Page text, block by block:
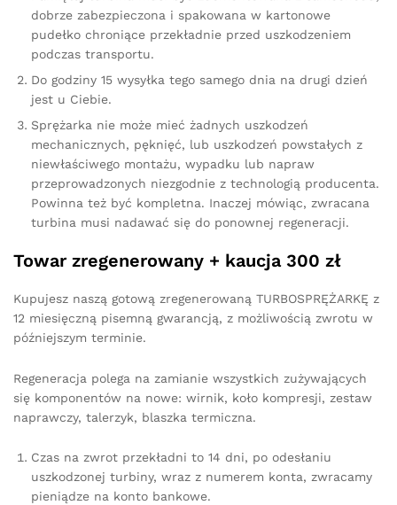
dobrze zabezpieczona i spakowana w kartonowe
pudełko chroniące przekładnie przed uszkodzeniem
podczas transportu.
Do godziny 15 wysyłka tego samego dnia na drugi dzień
jest u Ciebie.
Sprężarka nie może mieć żadnych uszkodzeń
mechanicznych, pęknięć, lub uszkodzeń powstałych z
niewłaściwego montażu, wypadku lub napraw
przeprowadzonych niezgodnie z technologią producenta.
Powinna też być kompletna. Inaczej mówiąc, zwracana
turbina musi nadawać się do ponownej regeneracji.
Towar zregenerowany + kaucja 300 zł
Kupujesz naszą gotową zregenerowaną TURBOSPRĘŻARKĘ z
12 miesięczną pisemną gwarancją, z możliwością zwrotu w
późniejszym terminie.
Regeneracja polega na zamianie wszystkich zużywających
się komponentów na nowe: wirnik, koło kompresji, zestaw
naprawczy, talerzyk, blaszka termiczna.
Czas na zwrot przekładni to 14 dni, po odesłaniu
uszkodzonej turbiny, wraz z numerem konta, zwracamy
pieniądze na konto bankowe.